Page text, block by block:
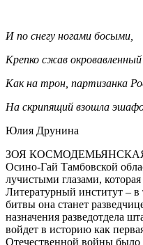
И по снегу ногами босыми,
Крепко сжав
Как на трон, партизанка
На скрипящий взошла
Юлия Друнина
ЗОЯ КОСМОДЕМЬЯНСКАЯ
Осино-Гай Тамбовской
лучистыми глазами,
Литературный институт –
битвы она станет
назначения разведотдела
войдет в историю как
Отечественной войны было